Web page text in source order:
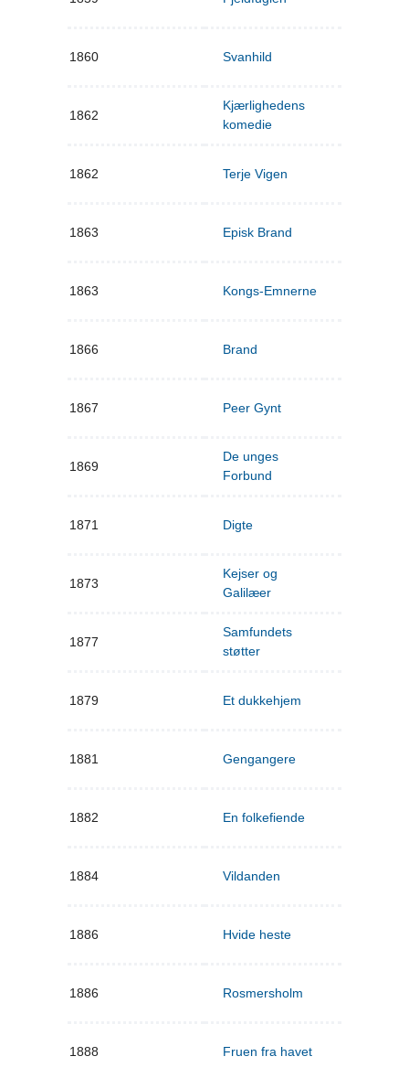
1860 Svanhild
1862
Kjærlighedens
komedie
1862 Terje Vigen
1863 Episk Brand
1863 Kongs-Emnerne
1866 Brand
1867 Peer Gynt
1869
De unges
Forbund
1871 Digte
1873
Kejser og
Galilæer
1877
Samfundets
støtter
1879 Et dukkehjem
1881 Gengangere
1882 En folkefiende
1884 Vildanden
1886 Hvide heste
1886 Rosmersholm
1888 Fruen fra havet